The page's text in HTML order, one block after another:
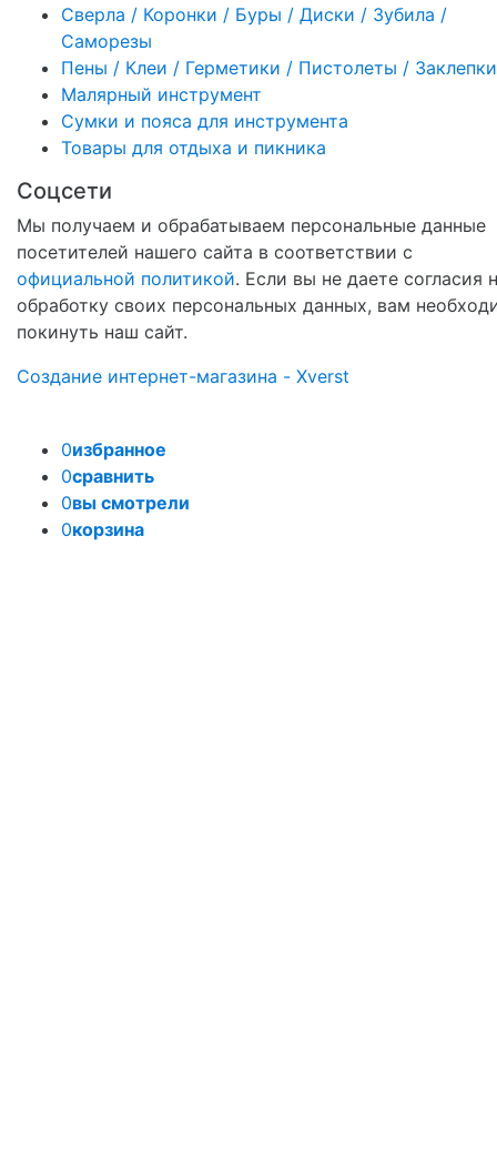
Сверла / Коронки / Буры / Диски / Зубила /
Саморезы
Пены / Клеи / Герметики / Пистолеты / Заклепки
Малярный инструмент
Сумки и пояса для инструмента
Товары для отдыха и пикника
Соцсети
Мы получаем и обрабатываем персональные данные
посетителей нашего сайта в соответствии с
официальной политикой. Если вы не даете согласия
обработку своих персональных данных, вам
покинуть наш сайт.
Создание интернет-магазина - Xverst
0избранное
0сравнить
0вы смотрели
0корзина